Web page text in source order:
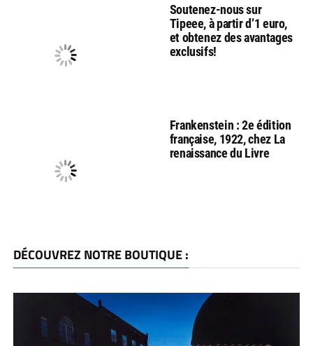
Soutenez-nous sur
Tipeee, à partir d’1 euro,
et obtenez des avantages
exclusifs!
Frankenstein : 2e édition
française, 1922, chez La
renaissance du Livre
DÉCOUVREZ NOTRE BOUTIQUE :